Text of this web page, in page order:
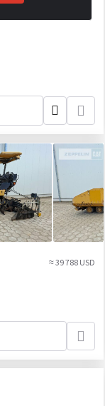
≈ 39 788 USD